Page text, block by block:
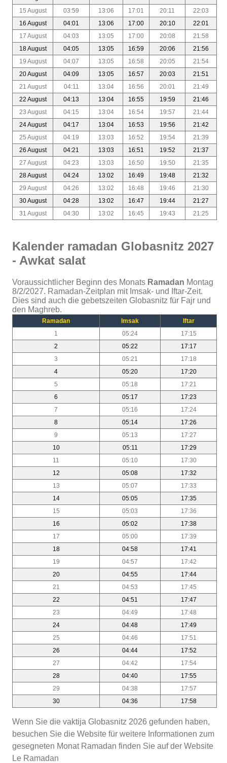
15 August
03:59 13:06 17:01 20:11
22:03
16 August
04:01 13:06 17:00 20:10
22:01
17 August
04:03 13:05 17:00 20:08
21:58
18 August
04:05 13:05 16:59 20:06
21:56
19 August
04:07 13:05 16:58 20:05
21:54
20 August
04:09 13:05 16:57 20:03
21:51
21 August
04:11 13:04 16:56 20:01
21:49
22 August
04:13 13:04 16:55 19:59
21:46
23 August
04:15 13:04 16:54 19:57
21:44
24 August
04:17 13:04 16:53 19:56
21:42
25 August
04:19 13:03 16:52 19:54
21:39
26 August
04:21 13:03 16:51 19:52
21:37
27 August
04:23 13:03 16:50 19:50
21:35
28 August
04:24 13:02 16:49 19:48
21:32
29 August
04:26 13:02 16:48 19:46
21:30
30 August
04:28 13:02 16:47 19:44
21:27
31 August
04:30 13:02 16:45 19:43 21:25
Kalender ramadan Globasnitz 2027
- Awkat salat
Voraussichtlicher Beginn des Monats Ramadan Montag
8/2/2027. Ramadan-Zeitplan mit Imsak- und Iftar-Zeit.
Dies sind auch die gebetszeiten Globasnitz für Fajr und
den Maghreb.
Ramadan Imsak
Iftar
1
05:24
17:15
2
05:22
17:17
3
05:21
17:18
4
05:20
17:20
5
05:18
17:21
6
05:17
17:23
7
05:16
17:24
8
05:14
17:26
9
05:13
17:27
10
05:11
17:29
11
05:10
17:30
12
05:08
17:32
13
05:07
17:33
14
05:05
17:35
15
05:03
17:36
16
05:02
17:38
17
05:00
17:39
18
04:58
17:41
19
04:57
17:42
20
04:55
17:44
21
04:53
17:45
22
04:51
17:47
23
04:49
17:48
24
04:48
17:49
25
04:46
17:51
26
04:44
17:52
27
04:42
17:54
28
04:40
17:55
29
04:38
17:57
30
04:36 17:58
Wenn Sie die vaktija Globasnitz 2026 gefunden haben,
besuchen Sie die Website für weitere Informationen zum
gesegneten Monat Ramadan finden Sie auf der Website
Le Ramadan